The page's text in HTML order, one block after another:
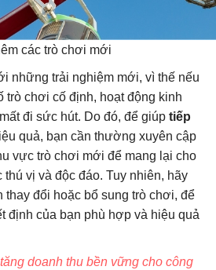
các trò chơi mới
những trải nghiệm mới, vì thế nếu
trò chơi cố định, hoạt động kinh
đi sức hút. Do đó, để giúp tiếp
quả, bạn cần thường xuyên cập
vực trò chơi mới để mang lại cho
vị và độc đáo. Tuy nhiên, hãy
thay đổi hoặc bổ sung trò chơi, để
định của bạn phù hợp và hiệu quả
doanh thu bền vững cho công